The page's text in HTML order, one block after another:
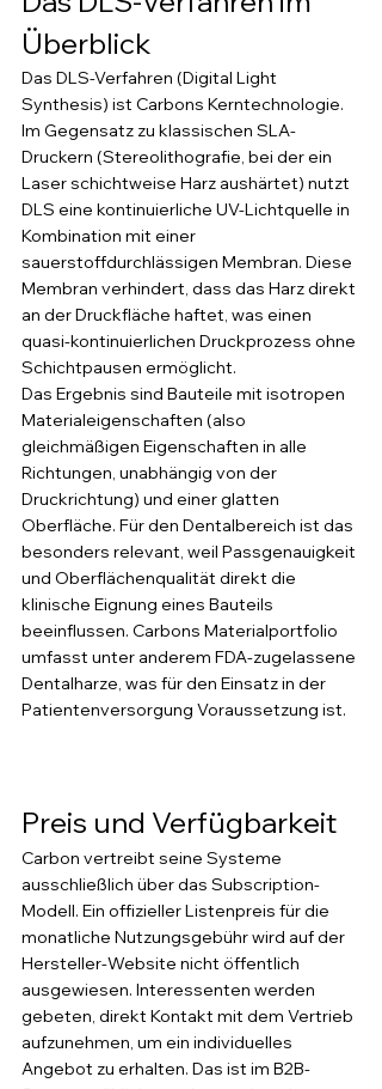
Überblick
Das DLS-Verfahren (Digital Light
Synthesis) ist Carbons Kerntechnologie.
Im Gegensatz zu klassischen SLA-
Druckern (Stereolithografie, bei der ein
Laser schichtweise Harz aushärtet) nutzt
DLS eine kontinuierliche UV-Lichtquelle in
Kombination mit einer
sauerstoffdurchlässigen Membran. Diese
Membran verhindert, dass das Harz direkt
an der Druckfläche haftet, was einen
quasi-kontinuierlichen Druckprozess ohne
Schichtpausen ermöglicht.
Das Ergebnis sind Bauteile mit isotropen
Materialeigenschaften (also
gleichmäßigen Eigenschaften in alle
Richtungen, unabhängig von der
Druckrichtung) und einer glatten
Oberfläche. Für den Dentalbereich ist das
besonders relevant, weil Passgenauigkeit
und Oberflächenqualität direkt die
klinische Eignung eines Bauteils
beeinflussen. Carbons Materialportfolio
umfasst unter anderem FDA-zugelassene
Dentalharze, was für den Einsatz in der
Patientenversorgung Voraussetzung ist.
Preis und Verfügbarkeit
Carbon vertreibt seine Systeme
ausschließlich über das Subscription-
Modell. Ein offizieller Listenpreis für die
monatliche Nutzungsgebühr wird auf der
Hersteller-Website nicht öffentlich
ausgewiesen. Interessenten werden
gebeten, direkt Kontakt mit dem Vertrieb
aufzunehmen, um ein individuelles
Angebot zu erhalten. Das ist im B2B-